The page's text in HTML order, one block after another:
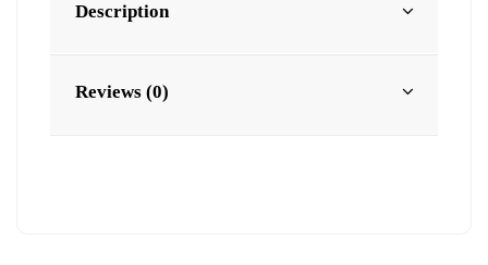
Description
Reviews (0)